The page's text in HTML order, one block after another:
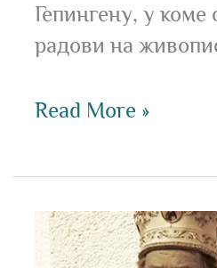
Гепингену, у коме
радови на
Read More »
Поводом
упокојења